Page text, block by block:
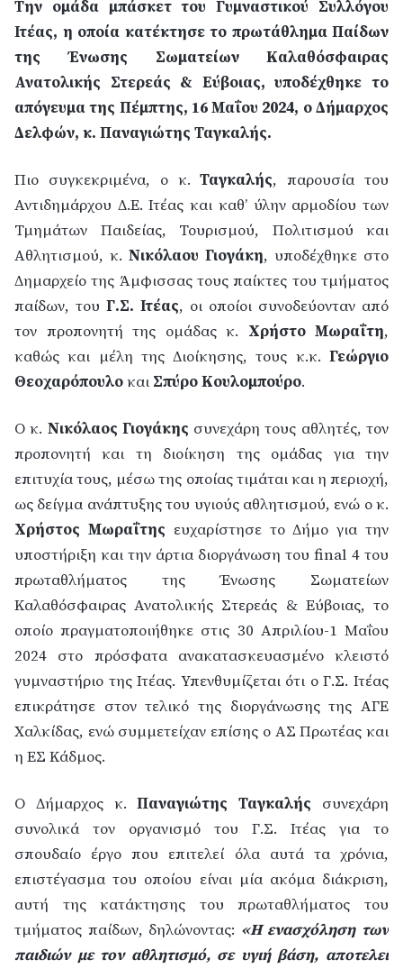
Την ομάδα μπάσκετ του Γυμναστικού Συλλόγου
Ιτέας, η οποία κατέκτησε το πρωτάθλημα Παίδων
της Ένωσης Σωματείων Καλαθόσφαιρας
Ανατολικής Στερεάς & Εύβοιας, υποδέχθηκε το
απόγευμα της Πέμπτης, 16 Μαΐου 2024, ο Δήμαρχος
Δελφών, κ. Παναγιώτης Ταγκαλής.
Πιο συγκεκριμένα, ο κ.Ταγκαλής, παρουσία του
Αντιδημάρχου Δ.Ε. Ιτέας και καθ’ ύλην αρμοδίου των
Τμημάτων Παιδείας, Τουρισμού, Πολιτισμού και
Αθλητισμού, κ. Νικόλαου Γιογάκη, υποδέχθηκε στο
Δημαρχείο της Άμφισσας τους παίκτες του τμήματος
παίδων, του Γ.Σ. Ιτέας, οι οποίοι συνοδεύονταν από
τον προπονητή της ομάδας κ. Χρήστο Μωραΐτη,
καθώς και μέλη της Διοίκησης, τους κ.κ. Γεώργιο
Θεοχαρόπουλοκαι Σπύρο Κουλομπούρο.
Ο κ. Νικόλαος Γιογάκης συνεχάρη τους αθλητές, τον
προπονητή και τη διοίκηση της ομάδας για την
επιτυχία τους, μέσω της οποίας τιμάται και η περιοχή,
ως δείγμα ανάπτυξης του υγιούς αθλητισμού, ενώ ο κ.
Χρήστος Μωραΐτης ευχαρίστησε το Δήμο για την
υποστήριξη και την άρτια διοργάνωση του final 4 του
πρωταθλήματος της Ένωσης Σωματείων
Καλαθόσφαιρας Ανατολικής Στερεάς & Εύβοιας, το
οποίο πραγματοποιήθηκε στις 30 Απριλίου-1 Μαΐου
2024 στο πρόσφατα ανακατασκευασμένο κλειστό
γυμναστήριο της Ιτέας. Υπενθυμίζεται ότι ο Γ.Σ. Ιτέας
επικράτησε στον τελικό της διοργάνωσης της ΑΓΕ
Χαλκίδας, ενώ συμμετείχαν επίσης ο ΑΣ Πρωτέας και
η ΕΣ Κάδμος.
Ο Δήμαρχος κ.Παναγιώτης Ταγκαλής συνεχάρη
συνολικά τον οργανισμό του Γ.Σ. Ιτέας για το
σπουδαίο έργο που επιτελεί όλα αυτά τα χρόνια,
επιστέγασμα του οποίου είναι μία ακόμα διάκριση,
αυτή της κατάκτησης του πρωταθλήματος του
τμήματος παίδων, δηλώνοντας: «Η ενασχόληση των
παιδιών με τον αθλητισμό, σε υγιή βάση, αποτελεί